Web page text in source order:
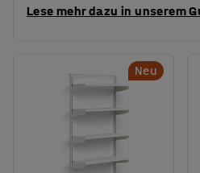
Lese mehr dazu in unserem
Neu